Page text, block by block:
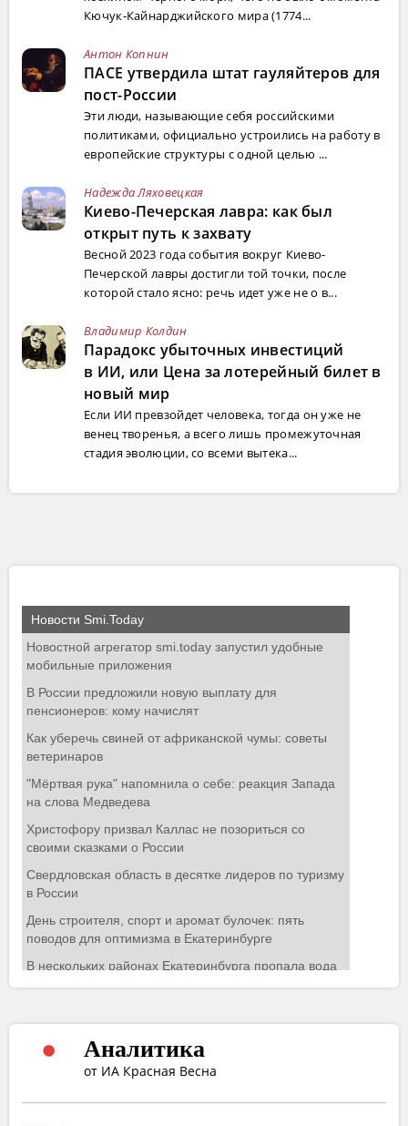
Кючук-Кайнарджийского мира (1774...
Антон Копнин
ПАСЕ утвердила штат гауляйтеров для
пост-России
Эти люди, называющие себя российскими
политиками, официально устроились на работу в
европейские структуры с одной целью ...
Надежда Ляховецкая
Киево-Печерская лавра: как был
открыт путь к захвату
Весной 2023 года события вокруг Киево-
Печерской лавры достигли той точки, после
которой стало ясно: речь идет уже не о в...
Владимир Колдин
Парадокс убыточных инвестиций
в ИИ, или Цена за лотерейный билет в
новый мир
Если ИИ превзойдет человека, тогда он уже не
венец творенья, а всего лишь промежуточная
стадия эволюции, со всеми вытека...
Аналитика
от ИА Красная Весна